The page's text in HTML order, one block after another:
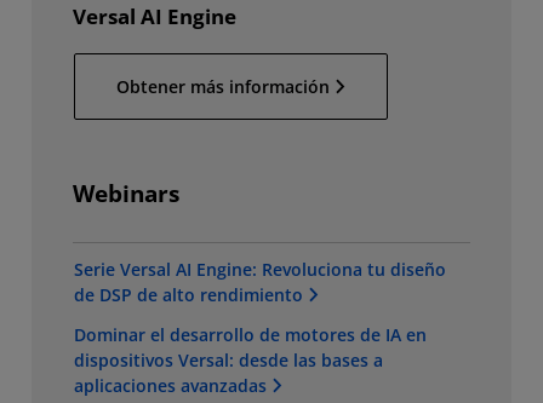
Versal AI Engine
Obtener más información
Webinars
Serie Versal AI Engine: Revoluciona tu diseño
de DSP de alto rendimiento
Dominar el desarrollo de motores de IA en
dispositivos Versal: desde las bases a
aplicaciones avanzadas